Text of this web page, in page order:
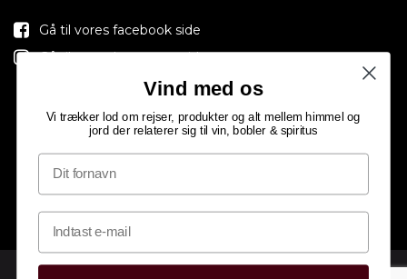
Gå til vores facebook side
Gå til vores Instagram side
Vind med os
Vi trækker lod om rejser, produkter og alt mellem himmel og
jord der relaterer sig til vin, bobler & spiritus